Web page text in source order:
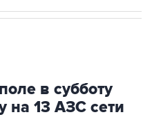
в субботу
на 13 АЗС сети